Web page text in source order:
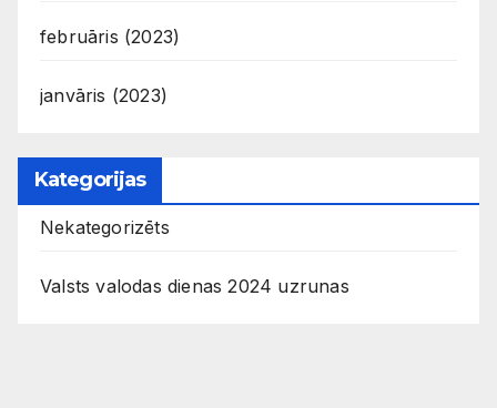
februāris (2023)
janvāris (2023)
Kategorijas
Nekategorizēts
Valsts valodas dienas 2024 uzrunas